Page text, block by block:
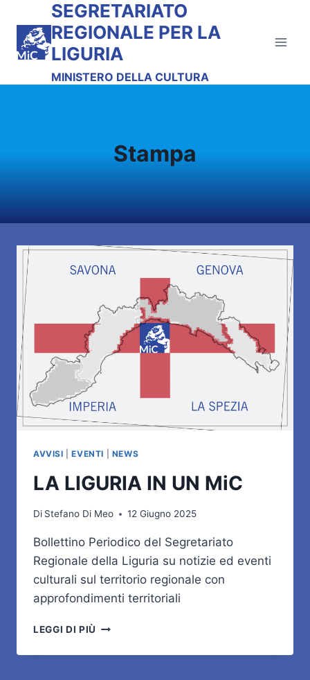
contenuto
SEGRETARIATO
REGIONALE PER LA
LIGURIA
MINISTERO DELLA CULTURA
Stampa
AVVISI |EVENTI NEWS
LA LIGURIA IN UN MiC
Di Stefano Di Meo 12 Giugno 2025
Bollettino Periodico del Segretariato
Regionale della Liguria su notizie ed eventi
culturali sul territorio regionale con
approfondimenti territoriali
LEGGI DI PIÙ LA
IN